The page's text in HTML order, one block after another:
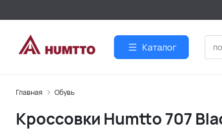
Каталог
Главная Обувь
Кроссовки Humtto 707